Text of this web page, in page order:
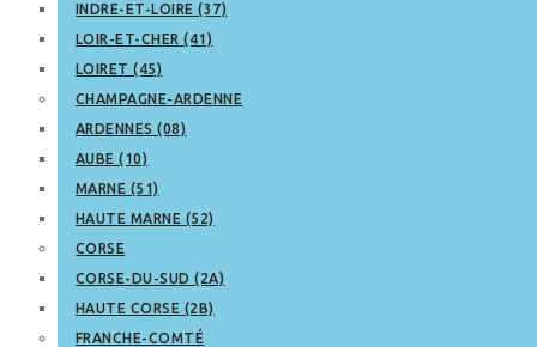
INDRE-ET-LOIRE (37)
LOIR-ET-CHER (41)
LOIRET (45)
CHAMPAGNE-ARDENNE
ARDENNES (08)
AUBE (10)
MARNE (51)
HAUTE MARNE (52)
CORSE
CORSE-DU-SUD (2A)
HAUTE CORSE (2B)
FRANCHE-COMTÉ